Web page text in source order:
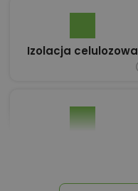
Izolacja celulozowa